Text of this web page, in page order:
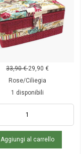
33,90€ 29,90 €
Rose/Ciliegia
1 disponibili
Aggiungi al carrello